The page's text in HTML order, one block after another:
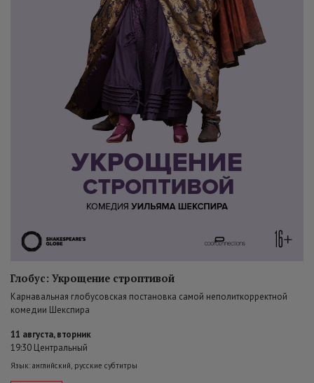
Глобус: Укрощение строптивой
Карнавальная глобусовская постановка самой неполиткорректной
комедии Шекспира
11 августа, вторник
19:30 Центральный
Язык: английский, русские субтитры